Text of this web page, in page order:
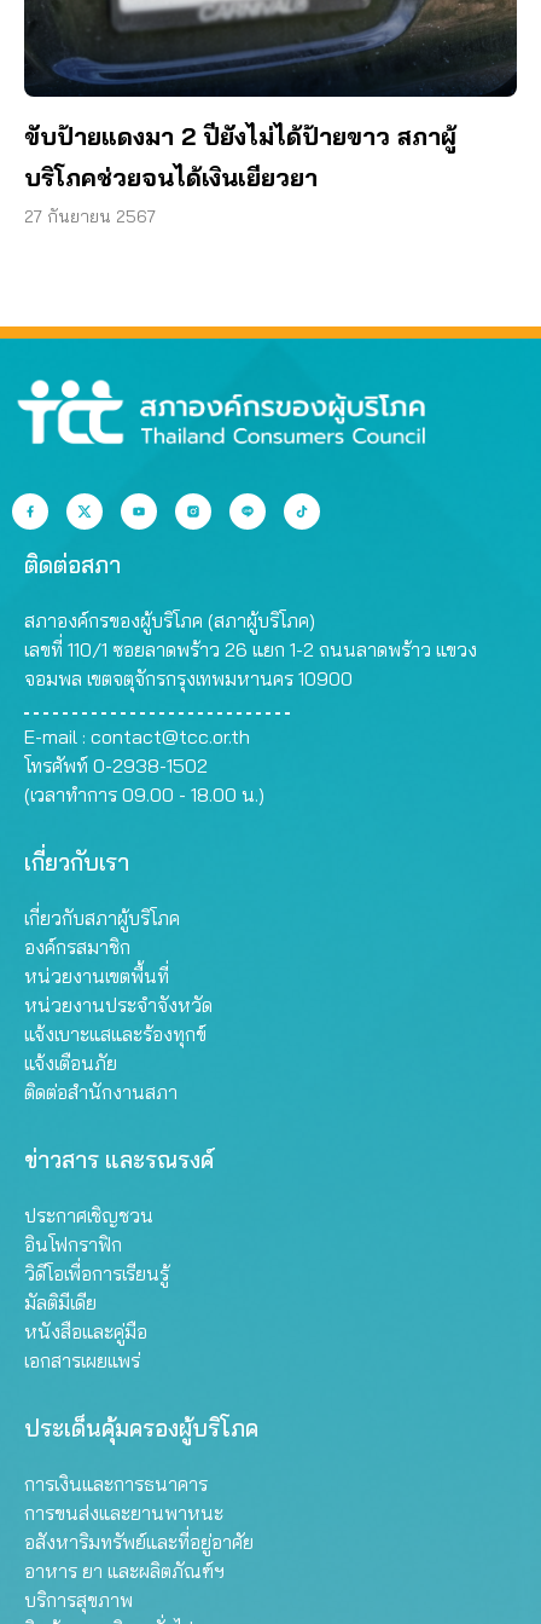
ขับป้ายแดงมา 2 ปียังไม่ได้ป้ายขาว สภาผู้
บริโภคช่วยจนได้เงินเยียวยา
27 กันยายน 2567
ติดต่อสภา
สภาองค์กรของผู้บริโภค (สภาผู้บริโภค)
เลขที่ 110/1 ซอยลาดพร้าว 26 แยก 1-2 ถนนลาดพร้าว แขวง
จอมพล เขตจตุจักรกรุงเทพมหานคร 10900
E-mail : contact@tcc.or.th
โทรศัพท์ 0-2938-1502
(เวลาทำการ 09.00 - 18.00 น.)
เกี่ยวกับเรา
เกี่ยวกับสภาผู้บริโภค
องค์กรสมาชิก
หน่วยงานเขตพื้นที่
หน่วยงานประจำจังหวัด
แจ้งเบาะแสและร้องทุกข์
แจ้งเตือนภัย
ติดต่อสำนักงานสภา
ข่าวสาร และรณรงค์
ประกาศเชิญชวน
อินโฟกราฟิก
วิดีโอเพื่อการเรียนรู้
มัลติมีเดีย
หนังสือและคู่มือ
เอกสารเผยแพร่
ประเด็นคุ้มครองผู้บริโภค
การเงินและการธนาคาร
การขนส่งและยานพาหนะ
อสังหาริมทรัพย์และที่อยู่อาศัย
อาหาร ยา และผลิตภัณฑ์ฯ
บริการสุขภาพ